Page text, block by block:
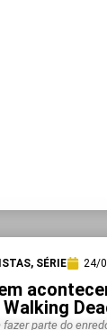
, SÉRIE 24/
parte do